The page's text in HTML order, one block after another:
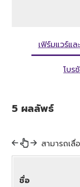
เฟิร์มแวร์แ
โบร
5 ผลลัพธ์
สามารถเลื่
ชื่อ